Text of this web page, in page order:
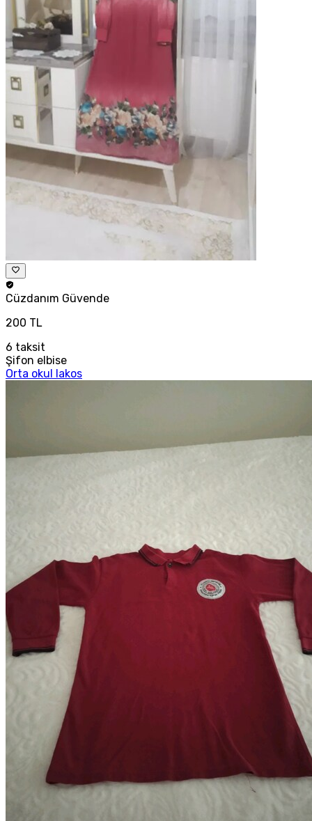
Cüzdanım Güvende
200 TL
6 taksit
Şifon elbise
Orta okul lakos